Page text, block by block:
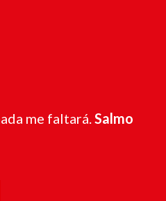
me faltará.Salmo